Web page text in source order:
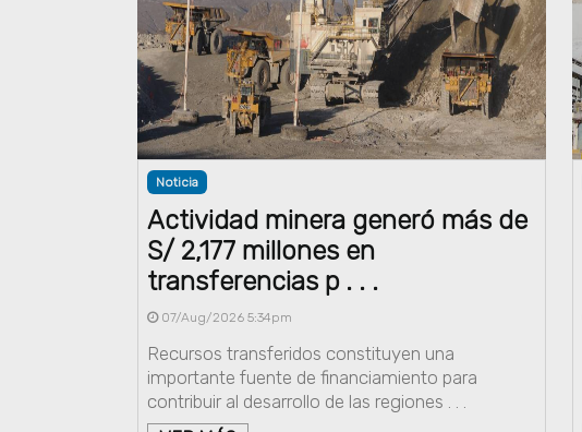
Noticia
Actividad minera generó más de
S/ 2,177 millones en
transferencias p . . .
07/Aug/2026 5:34pm
Recursos transferidos constituyen una
importante fuente de financiamiento para
contribuir al desarrollo de las regiones . . .